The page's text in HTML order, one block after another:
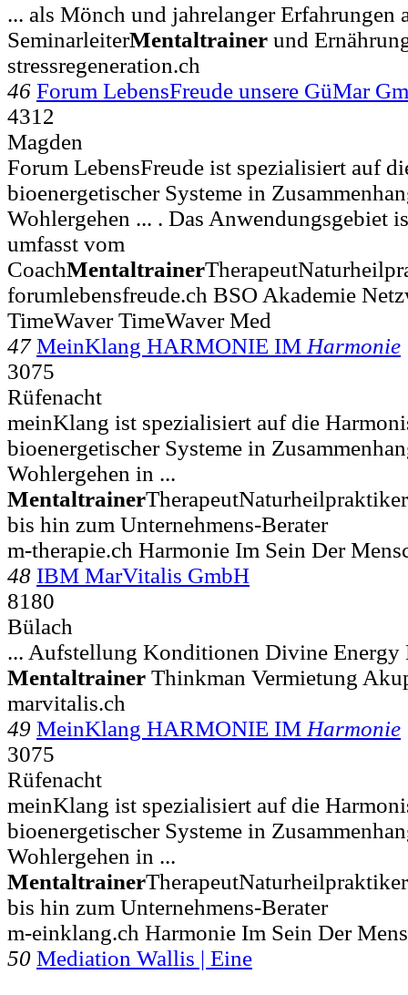
... als Mönch und jahrelanger Erfahrungen
SeminarleiterMentaltrainer und
stressregeneration.ch
46 Forum LebensFreude unsere GüMar
4312
Magden
Forum LebensFreude ist spezialisiert auf
bioenergetischer Systeme in
Wohlergehen ... . Das Anwendungsgebiet
umfasst vom
CoachMentaltrainer
forumlebensfreude.ch BSO Akademie
TimeWaver TimeWaver Med
47 MeinKlang HARMONIE IM Harmonie
3075
Rüfenacht
meinKlang ist spezialisiert auf die
bioenergetischer Systeme in
Wohlergehen in ...
Mentaltrainer
bis hin zum Unternehmens-Berater
m-therapie.ch Harmonie Im Sein Der
48 IBM MarVitalis GmbH
8180
Bülach
... Aufstellung Konditionen Divine
Mentaltrainer Thinkman Vermietung
marvitalis.ch
49 MeinKlang HARMONIE IM Harmonie
3075
Rüfenacht
meinKlang ist spezialisiert auf die
bioenergetischer Systeme in
Wohlergehen in ...
Mentaltrainer
bis hin zum Unternehmens-Berater
m-einklang.ch Harmonie Im Sein Der
50 Mediation Wallis | Eine